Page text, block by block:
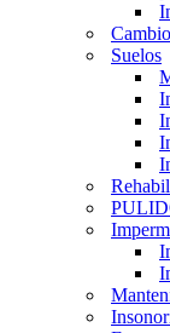
Suelos